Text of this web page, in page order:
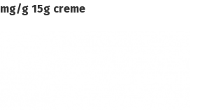
g 15g creme